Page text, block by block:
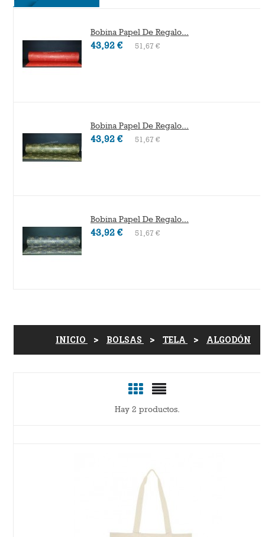
Bobina Papel De Regalo...
43,92 € 51,67 €
Bobina Papel De Regalo...
43,92 € 51,67 €
Bobina Papel De Regalo...
43,92 € 51,67 €
INICIO BOLSAS TELA ALGODÓN
Hay 2 productos.